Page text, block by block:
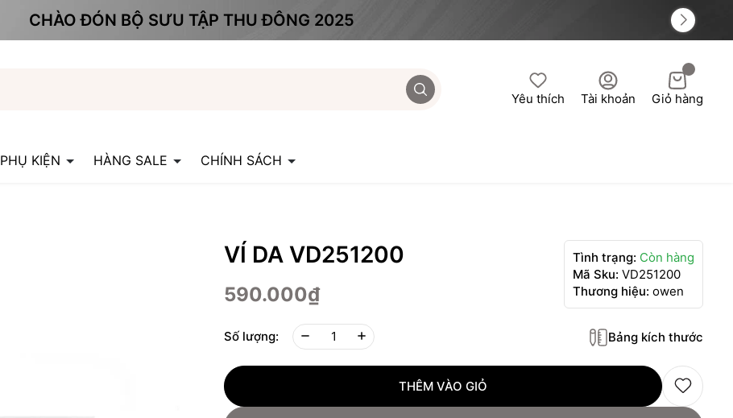
CHÀO ĐÓN BỘ SƯU TẬP THU ĐÔNG 2025
Yêu thích Tài khoản Giỏ hàng
PHỤ KIỆN HÀNG SALE CHÍNH SÁCH
VÍ DA VD251200
590.000₫
Tình trạng: Còn hàng
Mã Sku: VD251200
Thương hiệu: owen
Bảng kích thước
Số lượng:
THÊM VÀO GIỎ